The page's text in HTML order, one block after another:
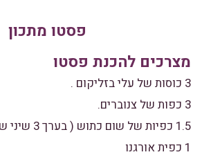
פסטו מתכון
מצרכים להכנת פסטו
3 כוסות של עלי בזליקום .
3 כפות של צנוברים.
1.5 כפיות של שום כתוש ( בערך 3 שיני שום ) .
1 כפית אורגנו